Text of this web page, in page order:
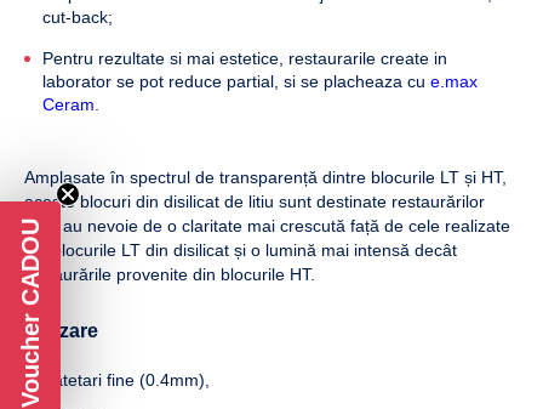
cut-back;
Pentru rezultate si mai estetice, restaurarile create in
laborator se pot reduce partial, si se placheaza cu e.max
Ceram.
Amplasate în spectrul de transparență dintre blocurile LT și HT,
aceste blocuri din disilicat de litiu sunt destinate restaurărilor
care au nevoie de o claritate mai crescută față de cele realizate
din blocurile LT din disilicat și o lumină mai intensă decât
restaurările provenite din blocurile HT.
Utilizare
Fatetari fine (0.4mm),
Voucher CADOU